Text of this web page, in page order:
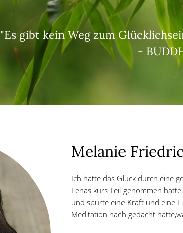
"Es gibt kein Weg zum
-
Melanie
Ich hatte das Glück durch eine
Lenas kurs Teil genommen
und spürte eine Kraft und eine
Meditation nach gedacht